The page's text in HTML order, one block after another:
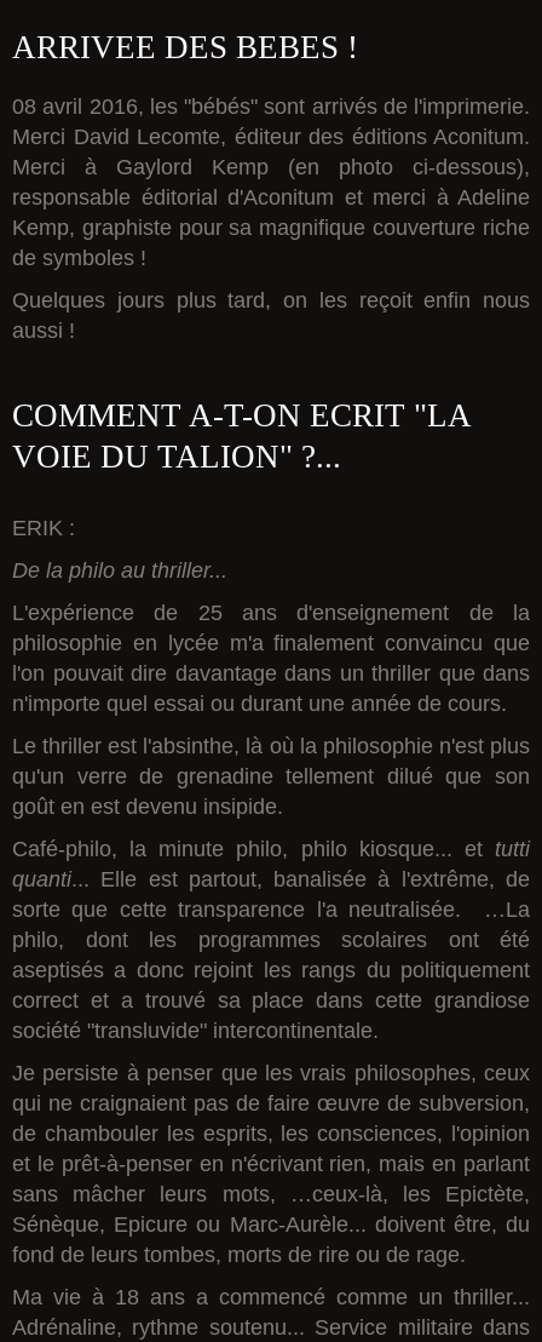
ARRIVEE DES BEBES !
08 avril 2016, les "bébés" sont arrivés de l'imprimerie.
Merci David Lecomte, éditeur des éditions Aconitum.
Merci à Gaylord Kemp (en photo ci-dessous),
responsable éditorial d'Aconitum et merci à Adeline
Kemp, graphiste pour sa magnifique couverture riche
de symboles !
Quelques jours plus tard, on les reçoit enfin nous
aussi !
COMMENT A-T-ON ECRIT "LA
VOIE DU TALION" ?...
ERIK :
De la philo au thriller...
L'expérience de 25 ans d'enseignement de la
philosophie en lycée m'a finalement convaincu que
l'on pouvait dire davantage dans un thriller que dans
n'importe quel essai ou durant une année de cours.
Le thriller est l'absinthe, là où la philosophie n'est plus
qu'un verre de grenadine tellement dilué que son
goût en est devenu insipide.
Café-philo, la minute philo, philo kiosque... et tutti
quanti... Elle est partout, banalisée à l'extrême, de
sorte que cette transparence l'a neutralisée. …La
philo, dont les programmes scolaires ont été
aseptisés a donc rejoint les rangs du politiquement
correct et a trouvé sa place dans cette grandiose
société "transluvide" intercontinentale.
Je persiste à penser que les vrais philosophes, ceux
qui ne craignaient pas de faire œuvre de subversion,
de chambouler les esprits, les consciences, l'opinion
et le prêt-à-penser en n'écrivant rien, mais en parlant
sans mâcher leurs mots, …ceux-là, les Epictète,
Sénèque, Epicure ou Marc-Aurèle... doivent être, du
fond de leurs tombes, morts de rire ou de rage.
Ma vie à 18 ans a commencé comme un thriller...
Adrénaline, rythme soutenu... Service militaire dans